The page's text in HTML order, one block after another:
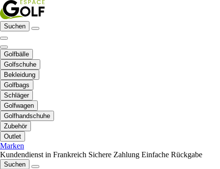
Suchen
Golfbälle
Golfschuhe
Bekleidung
Golfbags
Schläger
Golfwagen
Golfhandschuhe
Zubehör
Outlet
Marken
Kundendienst in Frankreich Sichere Zahlung Einfache Rückgabe
Suchen